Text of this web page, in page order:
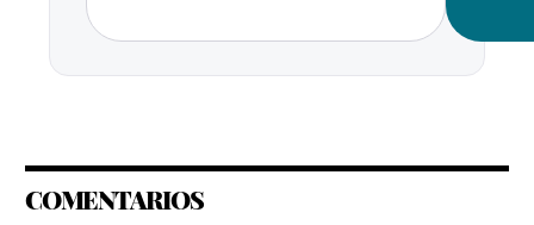
COMENTARIOS